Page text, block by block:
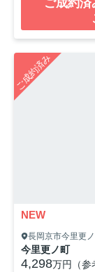
ご成約
ご成約済み
NEW
長岡京市今里更
今里更ノ町
4,298万円（参